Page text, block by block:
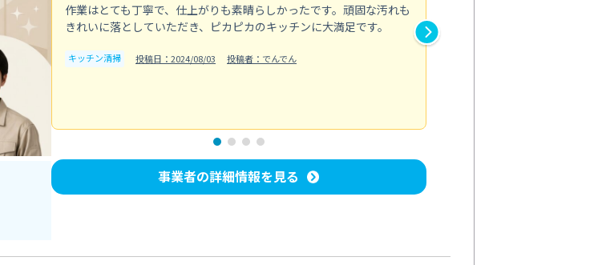
作業はとても丁寧で、仕上がりも素晴らしかったです。頑固な汚れも
きれいに落としていただき、ピカピカのキッチンに大満足です。
キッチン清掃 投稿日：2024/08/03 投稿者：でんでん
事業者の詳細情報を見る